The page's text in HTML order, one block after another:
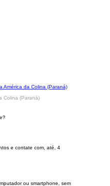
América da Colina (Paraná)
Colina (Paraná)
e contate com, até, 4
ou smartphone, sem